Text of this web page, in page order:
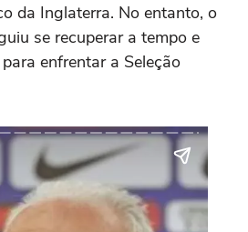
da Inglaterra. No entanto, o
se recuperar a tempo e
enfrentar a Seleção